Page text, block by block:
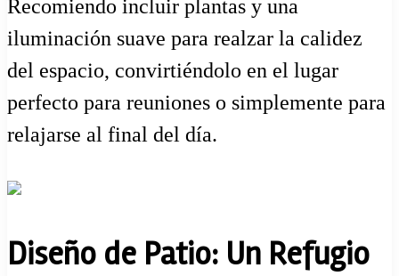
Recomiendo incluir plantas y una
iluminación suave para realzar la calidez
del espacio, convirtiéndolo en el lugar
perfecto para reuniones o simplemente para
relajarse al final del día.
Diseño de Patio: Un Refugio